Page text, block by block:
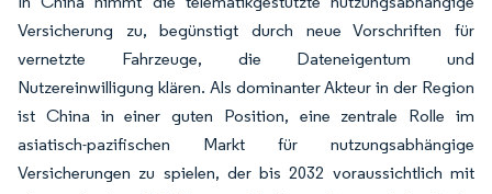
Versicherung zu, begünstigt durch neue Vorschriften für
vernetzte Fahrzeuge, die Dateneigentum und
Nutzereinwilligung klären. Als dominanter Akteur in der Region
ist China in einer guten Position, eine zentrale Rolle im
asiatisch-pazifischen Markt für nutzungsabhängige
Versicherungen zu spielen, der bis 2032 voraussichtlich mit